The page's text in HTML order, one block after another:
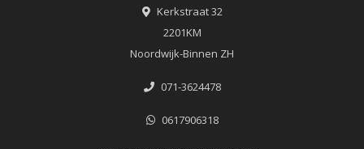
Kerkstraat 32
2201KM
Noordwijk-Binnen ZH
071-3624478
0617906318